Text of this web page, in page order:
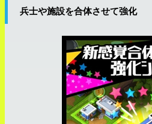
兵士や施設を合体させて強化